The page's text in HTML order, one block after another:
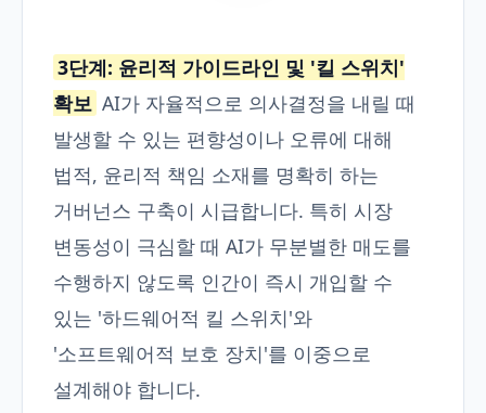
3단계: 윤리적 가이드라인 및 '킬 스위치'
확보 AI가 자율적으로 의사결정을 내릴 때
발생할 수 있는 편향성이나 오류에 대해
법적, 윤리적 책임 소재를 명확히 하는
거버넌스 구축이 시급합니다. 특히 시장
변동성이 극심할 때 AI가 무분별한 매도를
수행하지 않도록 인간이 즉시 개입할 수
있는 '하드웨어적 킬 스위치'와
'소프트웨어적 보호 장치'를 이중으로
설계해야 합니다.